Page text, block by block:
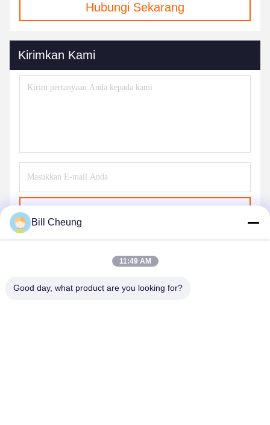
Hubungi Sekarang
Kirimkan Kami
Bill Cheung
11:49 AM
Good day, what product are you looking for?